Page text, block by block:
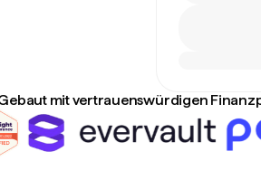
mit vertrauenswürdigen